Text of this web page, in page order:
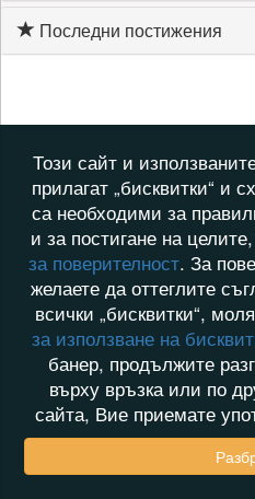
Последни постижения
Този сайт и
прилагат „бисквитки“ и
са необходими за
и за постигане на
за поверителност. За
желаете да оттеглите
всички „бисквитки“,
за използване на
банер, продължите
върху връзка или по
сайта, Вие приемате